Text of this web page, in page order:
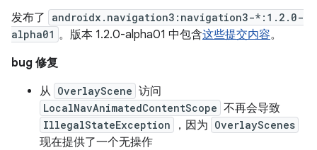
发布了
androidx.navigation3:navigation3-*:1.2.0-
alpha01 。版本 1.2.0-alpha01 中包含这些提交内容。
bug 修复
从 OverlayScene 访问
LocalNavAnimatedContentScope 不再会导致
IllegalStateException ，因为 OverlayScenes
现在提供了一个无操作